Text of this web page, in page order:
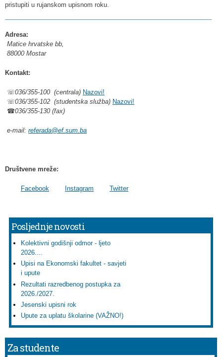
pristupiti u rujanskom upisnom roku.
Adresa:
Matice hrvatske bb,
88000 Mostar
Kontakt:
☏036/355-100 (centrala) Nazovi!
☏036/355-102 (studentska služba) Nazovi!
☎036/355-130 (fax)
e-mail: referada@ef.sum.ba
Društvene mreže:
Facebook Instagram Twitter
Posljednje novosti
Kolektivni godišnji odmor - ljeto
2026....
Upisi na Ekonomski fakultet - savjeti
i upute
Rezultati razredbenog postupka za
2026./2027.
Jesenski upisni rok
Upute za uplatu školarine (VAŽNO!)
Za studente